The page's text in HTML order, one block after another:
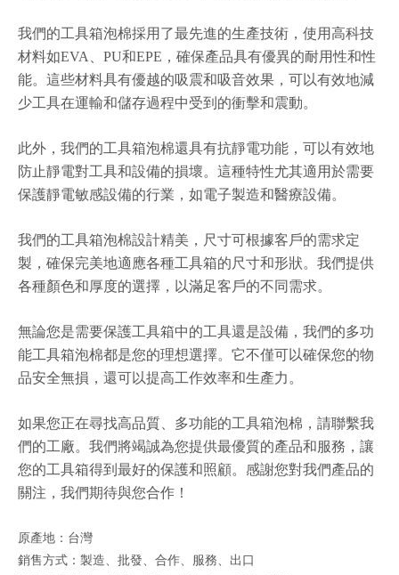
我們的工具箱泡棉採用了最先進的生產技術，使用高科技
材料如EVA、PU和EPE，確保產品具有優異的耐用性和性
能。這些材料具有優越的吸震和吸音效果，可以有效地減
少工具在運輸和儲存過程中受到的衝擊和震動。
此外，我們的工具箱泡棉還具有抗靜電功能，可以有效地
防止靜電對工具和設備的損壞。這種特性尤其適用於需要
保護靜電敏感設備的行業，如電子製造和醫療設備。
我們的工具箱泡棉設計精美，尺寸可根據客戶的需求定
製，確保完美地適應各種工具箱的尺寸和形狀。我們提供
各種顏色和厚度的選擇，以滿足客戶的不同需求。
無論您是需要保護工具箱中的工具還是設備，我們的多功
能工具箱泡棉都是您的理想選擇。它不僅可以確保您的物
品安全無損，還可以提高工作效率和生產力。
如果您正在尋找高品質、多功能的工具箱泡棉，請聯繫我
們的工廠。我們將竭誠為您提供最優質的產品和服務，讓
您的工具箱得到最好的保護和照顧。感謝您對我們產品的
關注，我們期待與您合作！
原產地：台灣
銷售方式：製造、批發、合作、服務、出口